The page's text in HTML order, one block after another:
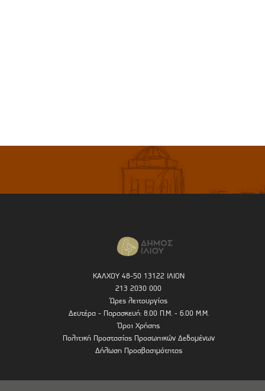
ΚΑΛΧΟΥ 48-50 13122 ΙΛΙΟΝ
213 2030 000
Ώρες λειτουργίας
Δευτέρα - Παρασκευή: 8.00 Π.Μ. - 6.00 Μ.Μ.
Όροι Χρήσης
Πολιτική Προστασίας Προσωπικών Δεδομένων
Δήλωση Προσβασιμότητας